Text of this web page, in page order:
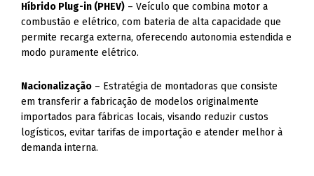
Híbrido Plug-in (PHEV) – Veículo que combina motor a
combustão e elétrico, com bateria de alta capacidade que
permite recarga externa, oferecendo autonomia estendida e
modo puramente elétrico.
Nacionalização – Estratégia de montadoras que consiste
em transferir a fabricação de modelos originalmente
importados para fábricas locais, visando reduzir custos
logísticos, evitar tarifas de importação e atender melhor à
demanda interna.